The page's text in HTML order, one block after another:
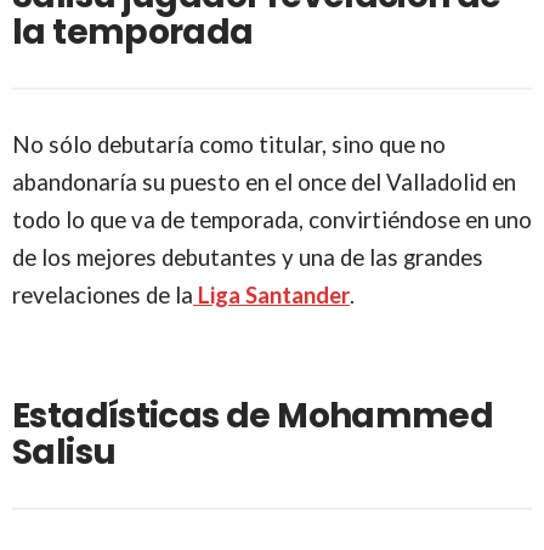
la temporada
No sólo debutaría como titular, sino que no
abandonaría su puesto en el once del Valladolid en
todo lo que va de temporada, convirtiéndose en uno
de los mejores debutantes y una de las grandes
revelaciones de la Liga Santander.
Estadísticas de Mohammed
Salisu